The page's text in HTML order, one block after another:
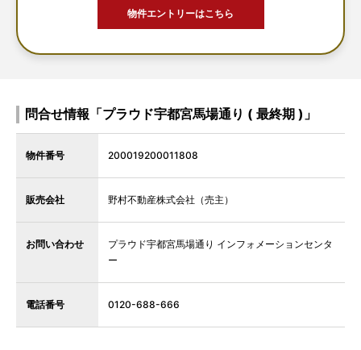
物件エントリーはこちら
問合せ情報「プラウド宇都宮馬場通り ( 最終期 )」
物件番号 200019200011808
販売会社 野村不動産株式会社（売主）
お問い合わせ
プラウド宇都宮馬場通り インフォメーションセンタ
ー
電話番号 0120-688-666